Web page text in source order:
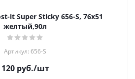
it Super Sticky 656-S, 76х51
желтый,90л
Артикул: 656-S
120руб./шт